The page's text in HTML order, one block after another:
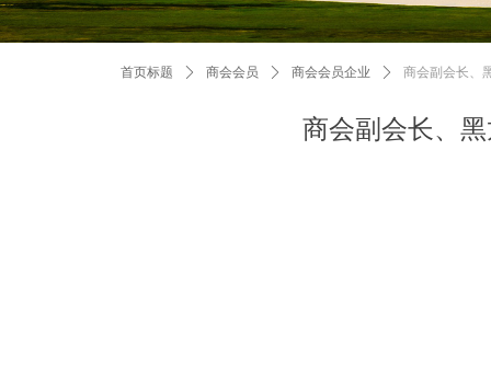
商会副会长、
首页标题 ꄲ 商会会员 ꄲ 商会会员企业 ꄲ 商会副会长、